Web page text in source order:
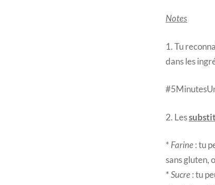
Notes
1. Tu
dans les
2. Les
* Farine: tu
sans gluten,
*Sucre: tu